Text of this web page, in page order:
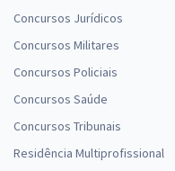
Concursos Jurídicos
Concursos Militares
Concursos Policiais
Concursos Saúde
Concursos Tribunais
Residência Multiprofissional